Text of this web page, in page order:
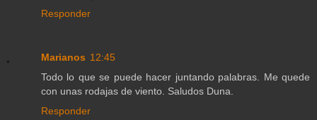
Responder
Marianos 12:45
Todo lo que se puede hacer juntando palabras. Me quede
con unas rodajas de viento. Saludos Duna.
Responder